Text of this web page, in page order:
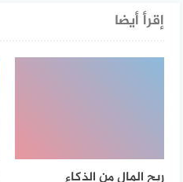
إقرأ أيضا
ربح المال من الذكاء